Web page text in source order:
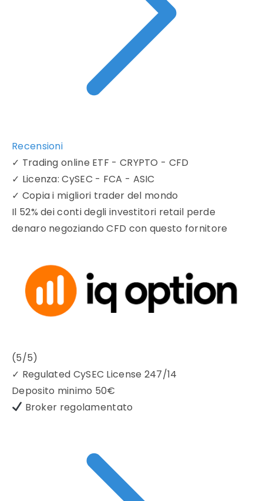
Recensioni
✓ Trading online ETF - CRYPTO - CFD
✓ Licenza: CySEC - FCA - ASIC
✓ Copia i migliori trader del mondo
Il 52% dei conti degli investitori retail perde
denaro negoziando CFD con questo fornitore
(5/5)
✓ Regulated CySEC License 247/14
Deposito minimo 50€
Broker regolamentato